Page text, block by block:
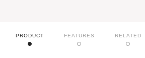
PRODUCT FEATURES RELATED